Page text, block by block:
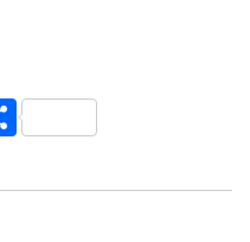
共